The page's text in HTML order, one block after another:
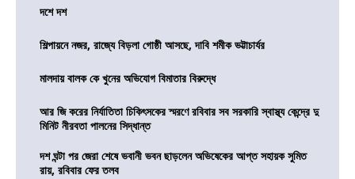
দশে দশ
শিল্পায়নে নজর, রাজ্যে বিড়লা গোষ্ঠী আসছে, দাবি শমীক ভট্টাচার্যর
মালদায় বালক কে খুনের অভিযোগ বিমাতার বিরুদ্ধে
আর জি করের নির্যাতিতা চিকিৎসকের স্মরণে রবিবার সব সরকারি স্বাস্থ্য কেন্দ্রে দু
মিনিট নীরবতা পালনের সিদ্ধান্ত
দশ ঘন্টা পর জেরা শেষে ভবানী ভবন ছাড়লেন অভিষেকের আপ্ত সহায়ক সুমিত
রায়, রবিবার ফের তলব